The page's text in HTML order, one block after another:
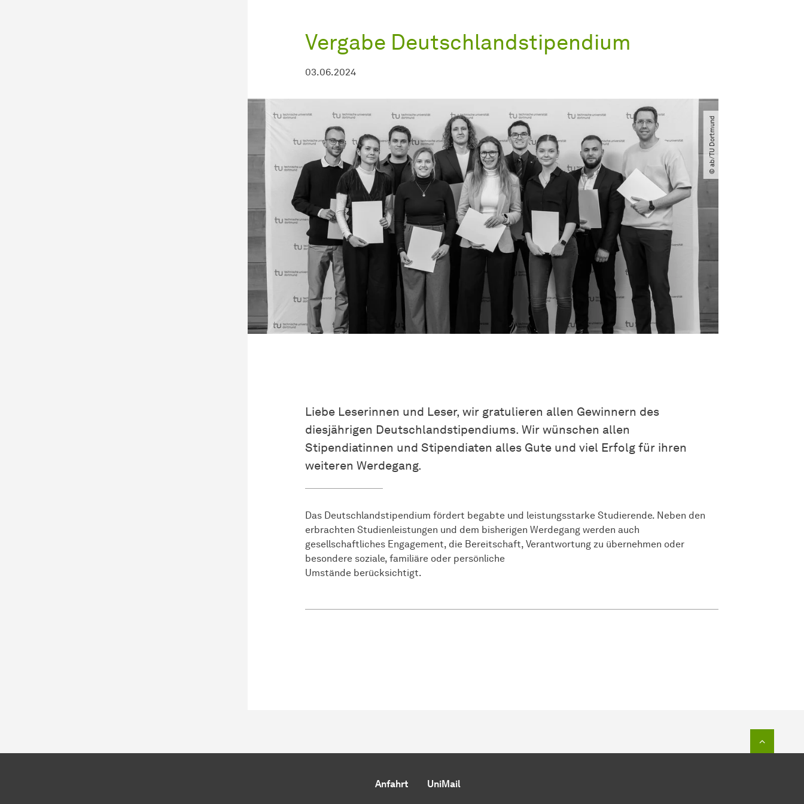
Vergabe Deutschlandstipendium
03.06.2024
© ab​/​TU Dortmund
Liebe Leserinnen und Leser, wir gratulieren allen Gewinnern des
diesjährigen Deutschlandstipendiums. Wir wünschen allen
Stipendiatinnen und Stipendiaten alles Gute und viel Erfolg für ihren
weiteren Werdegang.
Das Deutschlandstipendium fördert begabte und leistungsstarke Studierende. Neben den
erbrachten Studienleistungen und dem bisherigen Werdegang werden auch
gesellschaftliches Engagement, die Bereitschaft, Verantwortung zu übernehmen oder
besondere soziale, familiäre oder persönliche
Umstände berücksichtigt.
Anfahrt UniMail